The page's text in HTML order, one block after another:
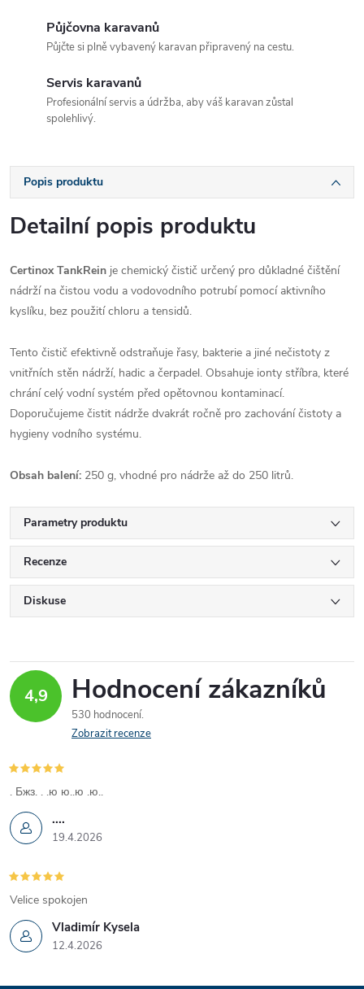
Půjčovna karavanů
Půjčte si plně vybavený karavan připravený na cestu.
Servis karavanů
Profesionální servis a údržba, aby váš karavan zůstal
spolehlivý.
Popis produktu
Detailní popis produktu
Certinox TankRein je chemický čistič určený pro důkladné čištění
nádrží na čistou vodu a vodovodního potrubí pomocí aktivního
kyslíku, bez použití chloru a tensidů.
Tento čistič efektivně odstraňuje řasy, bakterie a jiné nečistoty z
vnitřních stěn nádrží, hadic a čerpadel. Obsahuje ionty stříbra, které
chrání celý vodní systém před opětovnou kontaminací.
Doporučujeme čistit nádrže dvakrát ročně pro zachování čistoty a
hygieny vodního systému.
Obsah balení: 250 g, vhodné pro nádrže až do 250 litrů.
Parametry produktu
Recenze
Diskuse
4,9 Hodnocení zákazníků
530 hodnocení
Zobrazit recenze
....
19.4.2026
. Бжз. . .ю ю..ю .ю..
Vladimír Kysela
12.4.2026
Velice spokojen